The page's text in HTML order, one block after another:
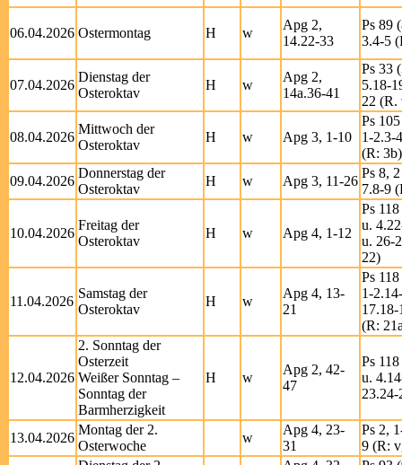
06.04.2026 Ostermontag H w
Apg 2,
14.22-33
Ps 89
3.4-5
07.04.2026
Dienstag der
Osteroktav
H w
Apg 2,
14a.36-41
Ps 33
5.18-
22 (R.
08.04.2026
Mittwoch der
Osteroktav
H w Apg 3, 1-10
Ps
1-2.3-
(R: 3b)
09.04.2026
Donnerstag der
Osteroktav
H w Apg 3, 11-26
Ps 8,
7.8-9
10.04.2026
Freitag der
Osteroktav
H w Apg 4, 1-12
Ps
u.
u. 26-
22)
11.04.2026
Samstag der
Osteroktav
H w
Apg 4, 13-
21
Ps
1-
17.18-
(R:
12.04.2026
2. Sonntag der
Osterzeit
Weißer Sonntag –
Sonntag der
Barmherzigkeit
H w
Apg 2, 42-
47
Ps
u.
13.04.2026
Montag der 2.
Osterwoche
w
Apg 4, 23-
31
Ps 2,
9 (R: